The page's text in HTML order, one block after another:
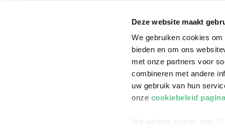
Deze website maakt
We gebruiken cookies
bieden en om ons
met onze partners voor
combineren met andere
uw gebruik van hun
onze cookiebeleid pagina
We werken samen met
Zakelijk boeken bestellen ING